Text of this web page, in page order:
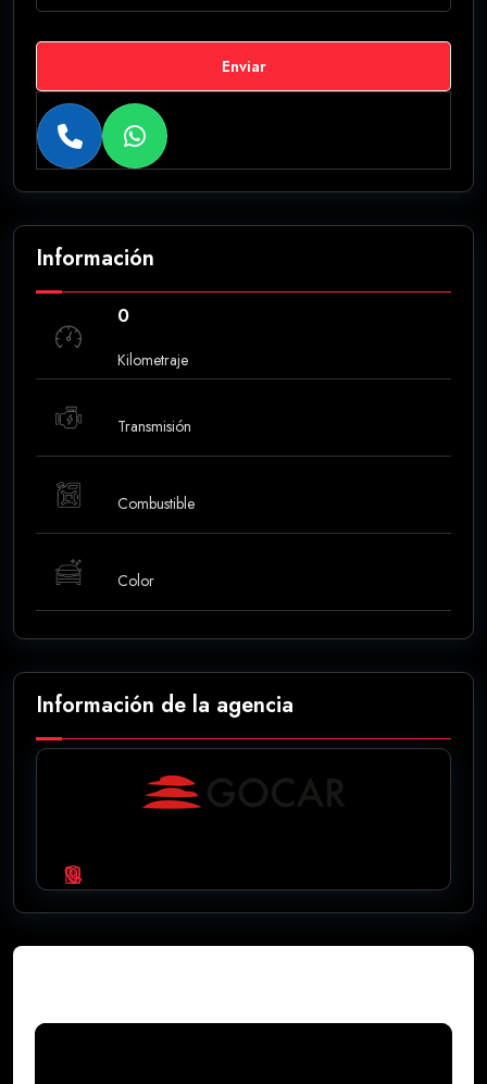
Enviar
Información
0
Kilometraje
Transmisión
Combustible
Color
Información de la agencia